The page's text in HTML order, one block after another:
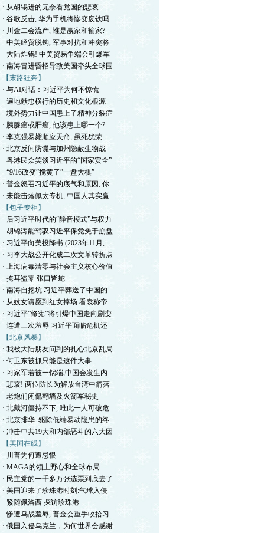
· 从胡锡进的无奈看党国的悲哀
· 谷歌反击, 华为手机将惨变废铁吗
· 川金二会流产, 谁是赢家和输家?
· 中美经贸脱钩, 军事对抗和冲突将
· 大陆炸锅! 中美贸易争端会引爆军
· 南海冒进昏招导致美国牵头全球围
【末路狂奔】
· 与AI对话：习近平为何不惊慌
· 遍地献忠横行的历史和文化根源
· 境外势力让中国患上了精神分裂症
· 胰腺癌或肝癌, 他该患上哪一个?
· 李克强暴毙顺应天命, 虽死犹荣
· 北京反间防谍与加州隐蔽生物战
· 粤港民众笑谈习近平的“国家安全”
· “9/16政变”搅黄了”一盘大棋”
· 普金怒召习近平的底气和原因, 你
· 未能击落佩太专机, 中国人其实赢
【包子专柜】
· 后习近平时代的“静音模式”与权力
· 胡锦涛能驾驭习近平保党免于崩盘
· 习近平向美投降书 (2023年11月,
· 习李大战公开化成二次文革转折点
· 上海病毒清零与社会主义核心价值
· 掩耳盗零 张口皆蛇
· 南海自挖坑 习近平葬送了中国的
· 从妓女请愿到红女捧场 看袁称帝
· 习近平”修宪”将引爆中国走向剧变
· 连遭三次羞辱 习近平面临危机还
【北京风暴】
· 我被大陆朋友问到的扎心北京乱局
· 何卫东被抓只能是这件大事
· 习家军若被一锅端,中国会发生内
· 悲哀! 两位防长为解放台湾中箭落
· 老炮们闲侃翻墙及火箭军秘史
· 北戴河僵持不下, 唯此一人可破危
· 北京排华: 驱除低端暴动隐患的终
· 冲击中共19大和内部恶斗的六大因
【美国在线】
· 川普为何遭忌恨
· MAGA的领土野心和全球布局
· 民主党的一千多万张选票到底去了
· 美国迎来了珍珠港时刻:气球入侵
· 紧随佩洛西 探访珍珠港
· 惨遭乌战羞辱, 普金会重手收拾习
· 俄国入侵乌克兰，为何世界会感谢